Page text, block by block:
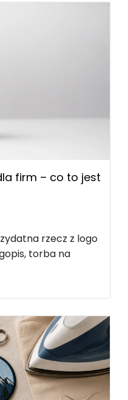
firm – co to jest
rzecz z logo
torba na